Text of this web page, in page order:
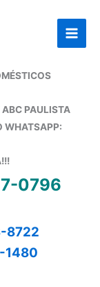
ABC PAULISTA
WHATSAPP:
0796
8722
1480